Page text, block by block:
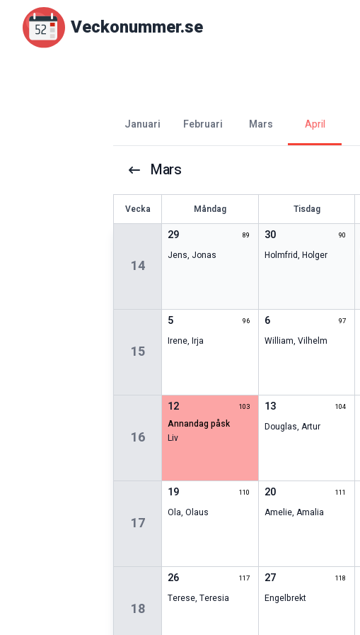
Veckonummer.se
januari februari mars april
Mars
Vecka Måndag Tisdag
14
29 89
Jens, Jonas
30 90
Holmfrid, Holger
15
5 96
Irene,Irja
6 97
William, Vilhelm
16
12 103
annandag påsk
Liv
13 104
Douglas, Artur
17
19 110
Ola,Olaus
20 111
Amelie, Amalia
18
26 117
Terese,Teresia
27 118
Engelbrekt